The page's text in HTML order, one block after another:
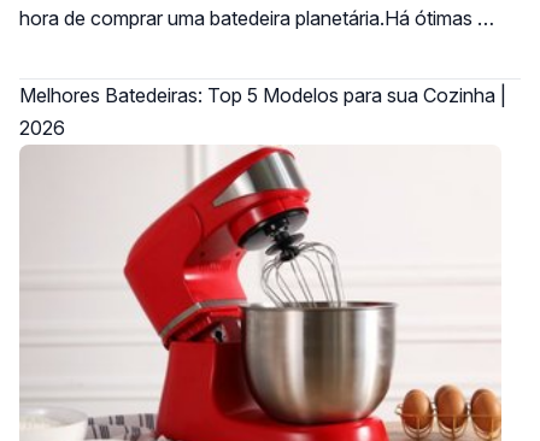
hora de comprar uma batedeira planetária.Há ótimas …
Melhores Batedeiras: Top 5 Modelos para sua Cozinha |
2026